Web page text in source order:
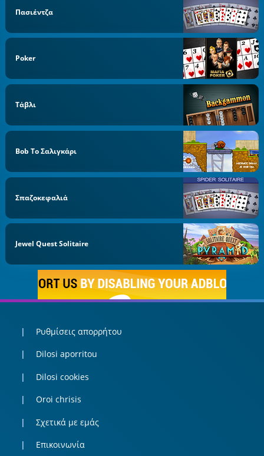
Πασιέντζα
Poker
Τάβλι
Bob Το Σαλιγκάρι
Σπαζοκεφαλιά
Jewel Quest Solitaire
Ρυθμίσεις απορρήτου
Dilosi aporritou
Dilosi cookies
Oroi chrisis
Σχετικά με εμάς
Επικοινωνία